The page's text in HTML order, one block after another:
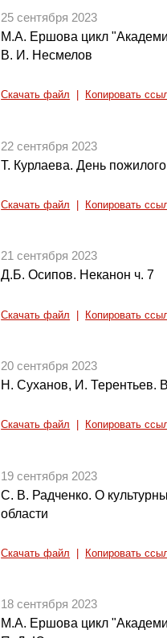
25 сентября 2023
М.А. Ершова цикл
В. И. Несмелов
Скачать файл Копировать
22 сентября 2023
Т. Курлаева. День
Скачать файл Копировать
21 сентября 2023
Д.Б. Осипов. Неканон ч. 7
Скачать файл Копировать
20 сентября 2023
Н. Суханов, И. Терентьев.
Скачать файл Копировать
19 сентября 2023
С. В. Радченко. О
области
Скачать файл Копировать
18 сентября 2023
М.А. Ершова цикл